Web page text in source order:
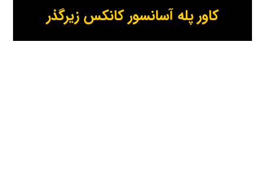
کاور پله آسانسور کانکس زیرگذر